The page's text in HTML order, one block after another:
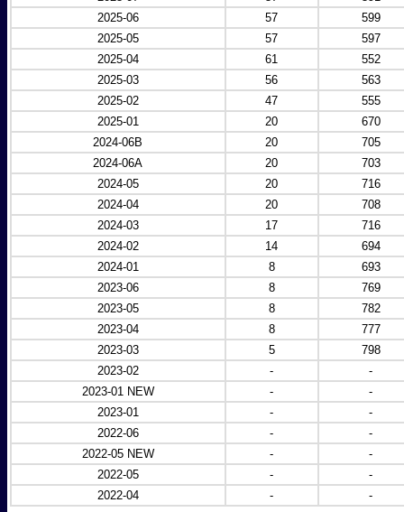
2025-06
57
599
2025-05
57
597
2025-04
61
552
2025-03
56
563
2025-02
47
555
2025-01
20
670
2024-06B
20
705
2024-06A
20
703
2024-05
20
716
2024-04
20
708
2024-03
17
716
2024-02
14
694
2024-01
8
693
2023-06
8
769
2023-05
8
782
2023-04
8
777
2023-03
5
798
2023-02
-
-
2023-01 NEW
-
-
2023-01
-
-
2022-06
-
-
2022-05 NEW
-
-
2022-05
-
-
2022-04
- -